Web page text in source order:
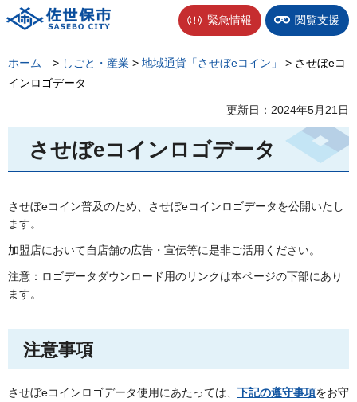
佐世保市 緊急情報 閲覧支援
ホーム > しごと・産業 > 地域通貨「させぼeコイン」
> させぼeコ
インロゴデータ
更新日：2024年5月21日
させぼeコインロゴデータ
させぼeコイン普及のため、させぼeコインロゴデータを公開いたし
ます。
加盟店において自店舗の広告・宣伝等に是非ご活用ください。
注意：ロゴデータダウンロード用のリンクは本ページの下部にあり
ます。
注意事項
させぼeコインロゴデータ使用にあたっては、 下記の遵守事項をお守